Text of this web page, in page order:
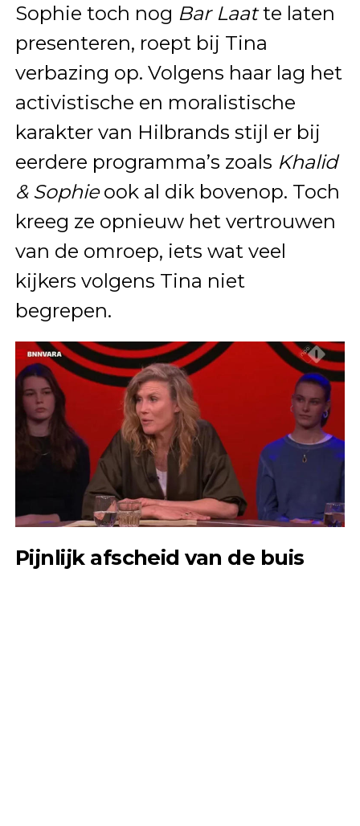
Sophie toch nog Bar Laatte laten
presenteren, roept bij Tina
verbazing op. Volgens haar lag het
activistische en moralistische
karakter van Hilbrands stijl er bij
eerdere programma’s zoals Khalid
& Sophieook al dik bovenop. Toch
kreeg ze opnieuw het vertrouwen
van de omroep, iets wat veel
kijkers volgens Tina niet
begrepen.
Pijnlijk afscheid van de buis